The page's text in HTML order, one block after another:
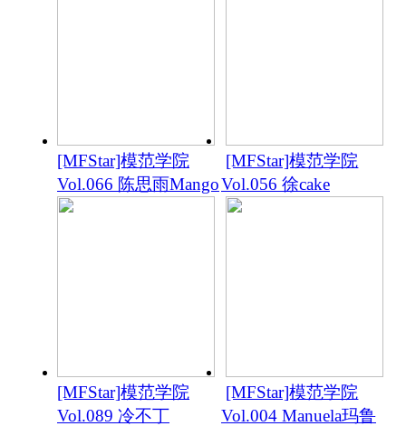
[MFStar]模范学院
Vol.066 陈思雨Mango
[MFStar]模范学院
Vol.056 徐cake
[MFStar]模范学院
Vol.089 冷不丁
[MFStar]模范学院
Vol.004 Manuela玛鲁